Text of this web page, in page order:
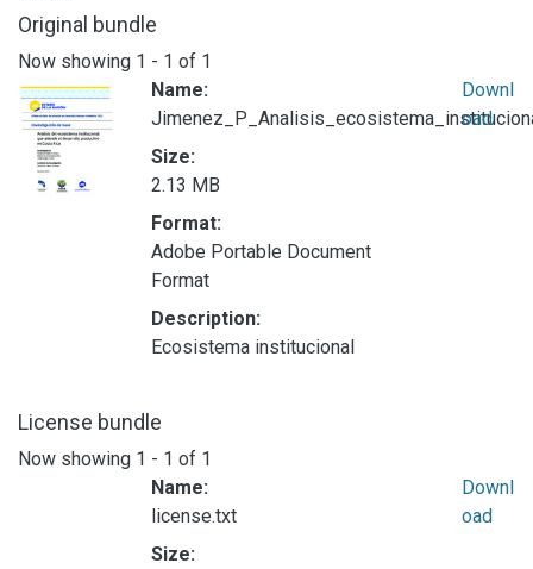
Original bundle
Now showing 1 - 1 of 1
Name:
Size:
2.13 MB
Format:
Adobe Portable Document
Format
Description:
Ecosistema institucional
Downl
oad
License bundle
Now showing 1 - 1 of 1
Name:
license.txt
Size:
Downl
oad